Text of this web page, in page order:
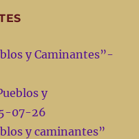
y Caminantes”-
y
07-26
y caminantes”